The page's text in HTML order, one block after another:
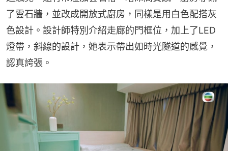
了雲石牆，並改成開放式廚房，同樣是用白色配搭灰
色設計。設計師特別介紹走廊的門框位，加上了LED
燈帶，斜線的設計，她表示帶出如時光隧道的感覺，
認真誇張。